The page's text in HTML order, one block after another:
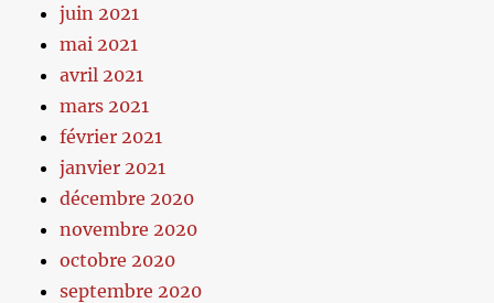
juin 2021
mai 2021
avril 2021
mars 2021
février 2021
janvier 2021
décembre 2020
novembre 2020
octobre 2020
septembre 2020